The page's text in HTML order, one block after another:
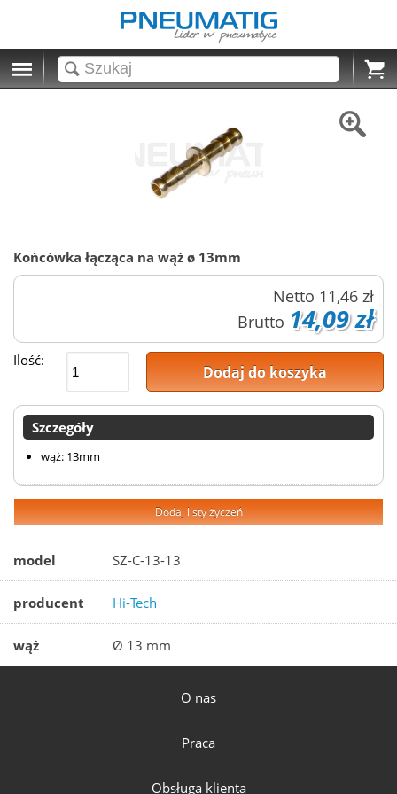
Cart
Końcówka łącząca na wąż ø 13mm
Netto 11,46 zł
Brutto 14,09 zł
Ilość:
Dodaj do koszyka
Szczegóły
wąż: 13mm
Dodaj listy życzeń
model SZ-C-13-13
producent Hi-Tech
wąż Ø 13 mm
O nas
Praca
Obsługa klienta